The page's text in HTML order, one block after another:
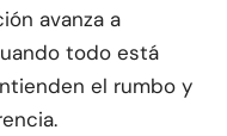
avanza a
todo está
el rumbo y